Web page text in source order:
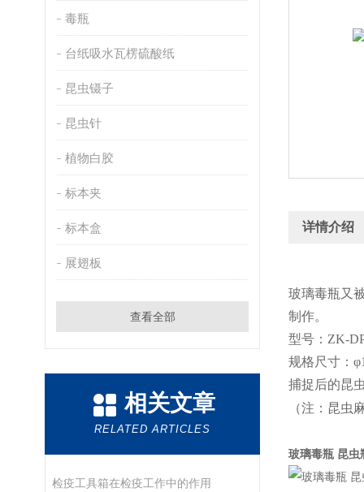
毒瓶
台纸吸水瓦楞硫酸纸
昆虫镊子
昆虫针
植物白胶
标本夹
标本盒
展翅板
查看全部
相关文章
RELATED ARTICLES
检疫工具箱在检疫工作中的作用
详情介绍
玻璃毒瓶又
制作。
型号：ZK-
规格尺寸：
捕捉后的昆
（注：昆虫
玻璃毒瓶 昆虫